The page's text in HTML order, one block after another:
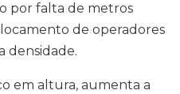
por falta de metros
de operadores
densidade.
em altura, aumenta a